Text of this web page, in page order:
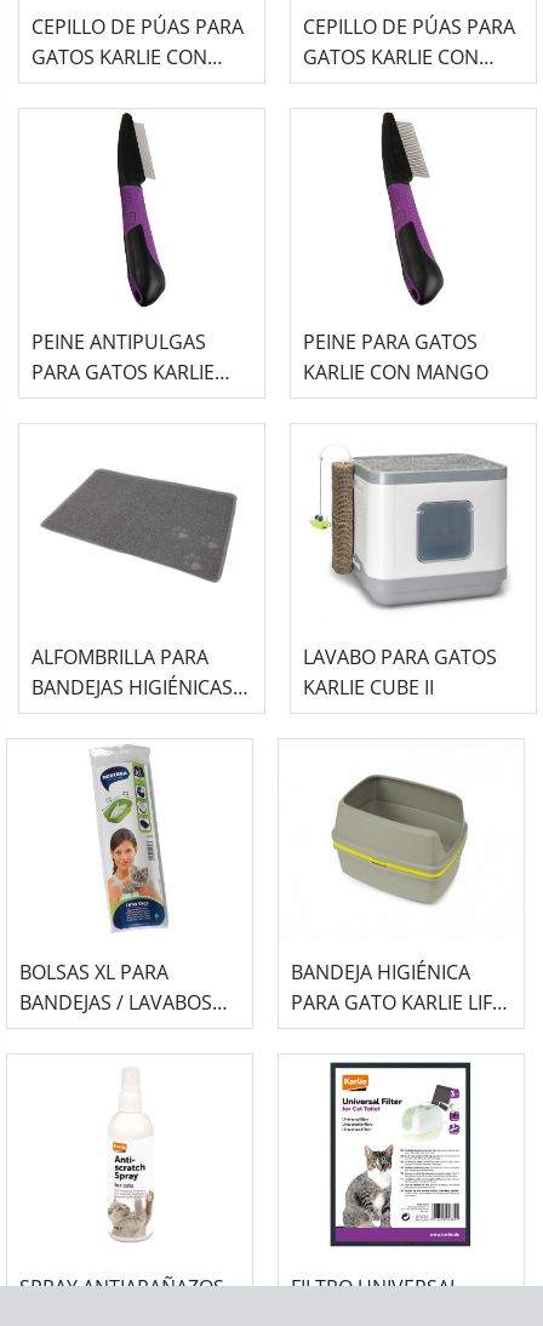
CEPILLO DE PÚAS PARA
GATOS KARLIE CON
MANGO - TALLA M
CEPILLO DE PÚAS PARA
GATOS KARLIE CON
MANGO - TALLA S
PEINE ANTIPULGAS
PARA GATOS KARLIE
CON MANGO
PEINE PARA GATOS
KARLIE CON MANGO
ALFOMBRILLA PARA
BANDEJAS HIGIÉNICAS
DE GATO KARLIE PET
MATE
LAVABO PARA GATOS
KARLIE CUBE II
BOLSAS XL PARA
BANDEJAS / LAVABOS
DE GATOS KARLIE
BANDEJA HIGIÉNICA
PARA GATO KARLIE LIFT
TO SIFT
SPRAY ANTIARAÑAZOS
FILTRO UNIVERSAL